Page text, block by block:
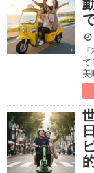
て
美